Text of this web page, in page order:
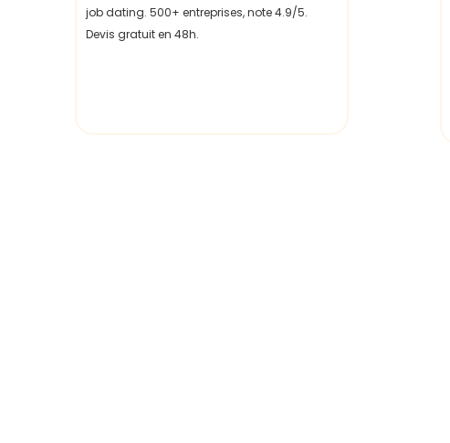
job dating. 500+ entreprises, note 4.9/5.
Devis gratuit en 48h.